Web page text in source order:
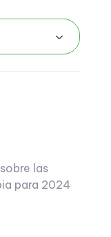
las
para 2024